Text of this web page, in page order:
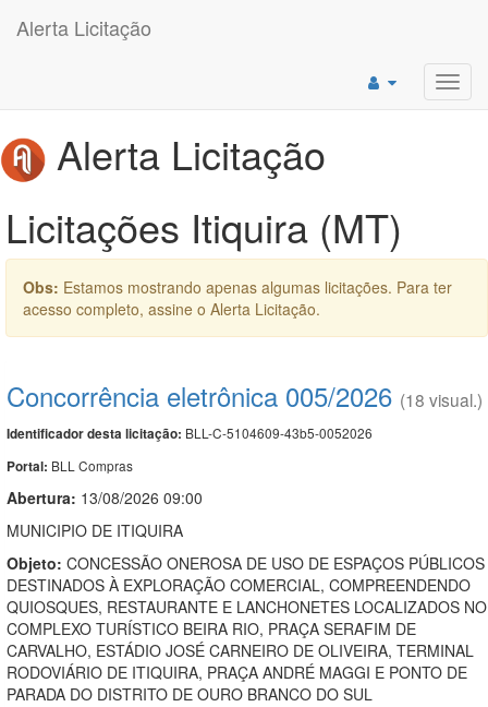
Alerta Licitação
Alerta Licitação
Licitações Itiquira (MT)
Obs: Estamos mostrando apenas algumas licitações. Para ter
acesso completo, assine o Alerta Licitação.
Concorrência eletrônica 005/2026 (18 visual.)
Identificador desta licitação: BLL-C-5104609-43b5-0052026
Portal: BLL Compras
Abertura: 13/08/2026 09:00
MUNICIPIO DE ITIQUIRA
Objeto: CONCESSÃO ONEROSA DE USO DE ESPAÇOS PÚBLICOS
DESTINADOS À EXPLORAÇÃO COMERCIAL, COMPREENDENDO
QUIOSQUES, RESTAURANTE E LANCHONETES LOCALIZADOS NO
COMPLEXO TURÍSTICO BEIRA RIO, PRAÇA SERAFIM DE
CARVALHO, ESTÁDIO JOSÉ CARNEIRO DE OLIVEIRA, TERMINAL
RODOVIÁRIO DE ITIQUIRA, PRAÇA ANDRÉ MAGGI E PONTO DE
PARADA DO DISTRITO DE OURO BRANCO DO SUL